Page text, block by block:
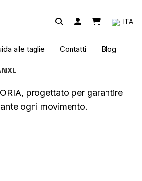
ITA
alle taglie Contatti Blog
progettato per garantire
ogni movimento.